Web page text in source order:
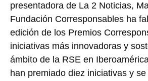
presentadora de La 2 Noticias,
Fundación Corresponsables ha
edición de los Premios
iniciativas más innovadoras y
ámbito de la RSE en
han premiado diez iniciativas y